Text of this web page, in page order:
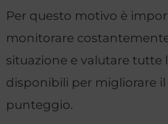
Per questo motivo è
monitorare
situazione e valutare tutte
disponibili per migliorare
punteggio.